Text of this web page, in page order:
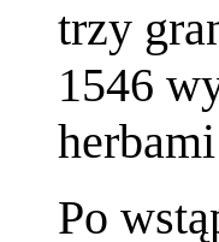
trzy
1546
Po